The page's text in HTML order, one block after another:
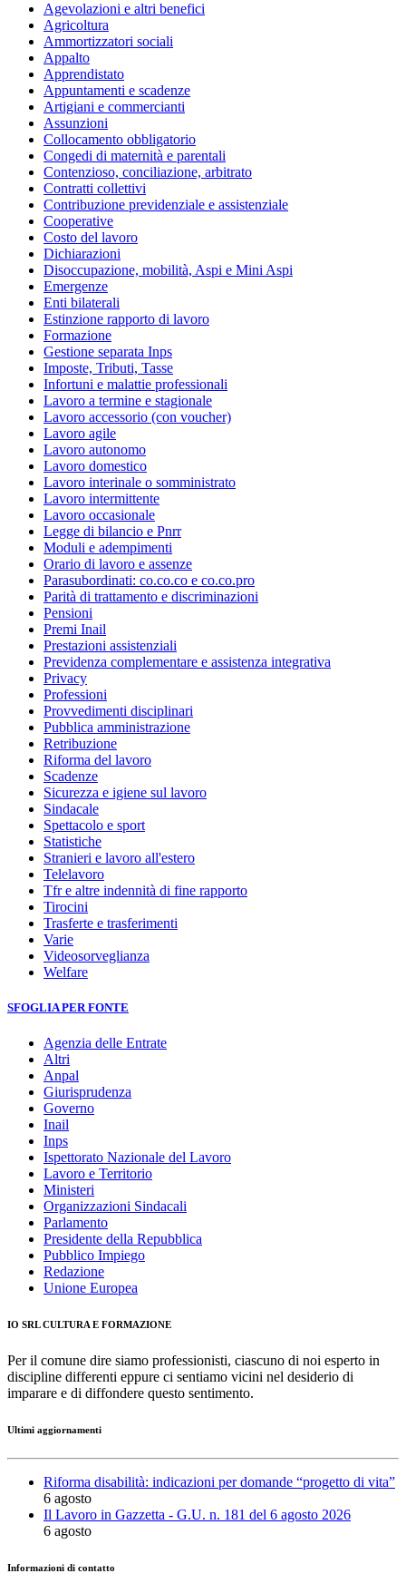
Agevolazioni e altri benefici
Agricoltura
Ammortizzatori sociali
Appalto
Apprendistato
Appuntamenti e scadenze
Artigiani e commercianti
Assunzioni
Collocamento obbligatorio
Congedi di maternità e parentali
Contenzioso, conciliazione, arbitrato
Contratti collettivi
Contribuzione previdenziale e assistenziale
Cooperative
Costo del lavoro
Dichiarazioni
Disoccupazione, mobilità, Aspi e Mini Aspi
Emergenze
Enti bilaterali
Estinzione rapporto di lavoro
Formazione
Gestione separata Inps
Imposte, Tributi, Tasse
Infortuni e malattie professionali
Lavoro a termine e stagionale
Lavoro accessorio (con voucher)
Lavoro agile
Lavoro autonomo
Lavoro domestico
Lavoro interinale o somministrato
Lavoro intermittente
Lavoro occasionale
Legge di bilancio e Pnrr
Moduli e adempimenti
Orario di lavoro e assenze
Parasubordinati: co.co.co e co.co.pro
Parità di trattamento e discriminazioni
Pensioni
Premi Inail
Prestazioni assistenziali
Previdenza complementare e assistenza integrativa
Privacy
Professioni
Provvedimenti disciplinari
Pubblica amministrazione
Retribuzione
Riforma del lavoro
Scadenze
Sicurezza e igiene sul lavoro
Sindacale
Spettacolo e sport
Statistiche
Stranieri e lavoro all'estero
Telelavoro
Tfr e altre indennità di fine rapporto
Tirocini
Trasferte e trasferimenti
Varie
Videosorveglianza
Welfare
SFOGLIA PER FONTE
Agenzia delle Entrate
Altri
Anpal
Giurisprudenza
Governo
Inail
Inps
Ispettorato Nazionale del Lavoro
Lavoro e Territorio
Ministeri
Organizzazioni Sindacali
Parlamento
Presidente della Repubblica
Pubblico Impiego
Redazione
Unione Europea
IO SRL CULTURA E FORMAZIONE
Per il comune dire siamo professionisti, ciascuno di noi esperto in
discipline differenti eppure ci sentiamo vicini nel desiderio di
imparare e di diffondere questo sentimento.
Ultimi aggiornamenti
Riforma disabilità: indicazioni per domande “progetto di vita”
6 agosto
Il Lavoro in Gazzetta - G.U. n. 181 del 6 agosto 2026
6 agosto
Informazioni di contatto